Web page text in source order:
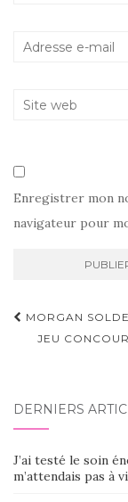
Enregistrer mon
navigateur pour
d'article
MORGAN
JEU
DERNIERS
J’ai testé le soin
m’attendais pas à